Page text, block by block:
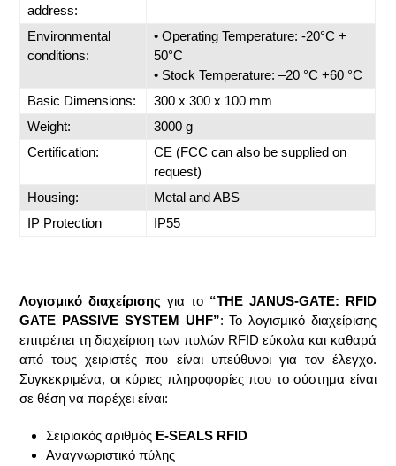
address:
Environmental
conditions:
• Operating Temperature: -20°C +
50°C
• Stock Temperature: –20 °C +60 °C
Basic Dimensions:
300 x 300 x 100 mm
Weight:
3000 g
Certification:
CE (FCC can also be supplied on
request)
Housing:
Metal and ABS
IP Protection
IP55
Λογισμικό διαχείρισης για το “THE JANUS-GATE: RFID
GATE PASSIVE SYSTEM UHF”: Το λογισμικό διαχείρισης
επιτρέπει τη διαχείριση των πυλών RFID εύκολα και καθαρά
από τους χειριστές που είναι υπεύθυνοι για τον έλεγχο.
Συγκεκριμένα, οι κύριες πληροφορίες που το σύστημα είναι
σε θέση να παρέχει είναι:
Σειριακός αριθμός E-SEALS RFID
Αναγνωριστικό πύλης